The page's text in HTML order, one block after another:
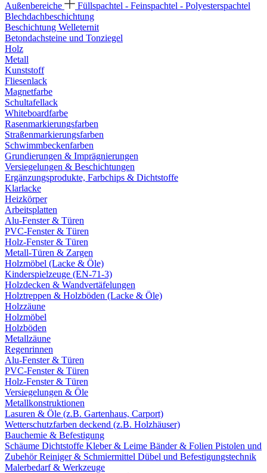
Außenbereiche
Füllspachtel - Feinspachtel - Polyesterspachtel
Blechdachbeschichtung
Beschichtung Welleternit
Betondachsteine und Tonziegel
Holz
Metall
Kunststoff
Fliesenlack
Magnetfarbe
Schultafellack
Whiteboardfarbe
Rasenmarkierungsfarben
Straßenmarkierungsfarben
Schwimmbeckenfarben
Grundierungen & Imprägnierungen
Versiegelungen & Beschichtungen
Ergänzungsprodukte, Farbchips & Dichtstoffe
Klarlacke
Heizkörper
Arbeitsplatten
Alu-Fenster & Türen
PVC-Fenster & Türen
Holz-Fenster & Türen
Metall-Türen & Zargen
Holzmöbel (Lacke & Öle)
Kinderspielzeuge (EN-71-3)
Holzdecken & Wandvertäfelungen
Holztreppen & Holzböden (Lacke & Öle)
Holzzäune
Holzmöbel
Holzböden
Metallzäune
Regenrinnen
Alu-Fenster & Türen
PVC-Fenster & Türen
Holz-Fenster & Türen
Versiegelungen & Öle
Metallkonstruktionen
Lasuren & Öle (z.B. Gartenhaus, Carport)
Wetterschutzfarben deckend (z.B. Holzhäuser)
Bauchemie & Befestigung
Schäume Dichtstoffe Kleber & Leime Bänder & Folien Pistolen und
ZubehörReiniger & Schmiermittel Dübel und Befestigungstechnik
Malerbedarf & Werkzeuge